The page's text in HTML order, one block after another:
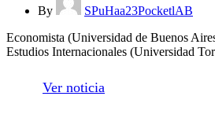
By
SPuHaa23PocketlAB
Economista (Universidad de Buenos
Estudios Internacionales (Universidad
Ver noticia